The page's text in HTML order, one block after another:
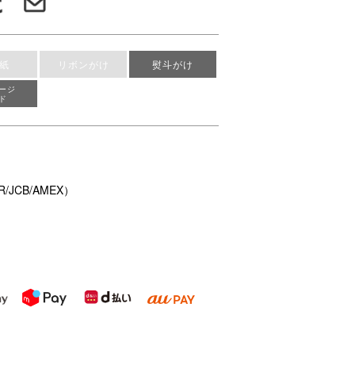
リボンがけ 熨斗がけ
ジ
AMEX）